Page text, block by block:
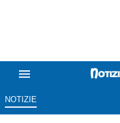
NOTIZIE